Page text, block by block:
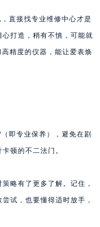
直接找专业维修中心才是
打造，稍有不慎，可能就
精度的仪器，能让爱表焕
即专业保养），避免在剧
顿的不二法门。
略有了更多了解。记住，
试，也要懂得适时放手，